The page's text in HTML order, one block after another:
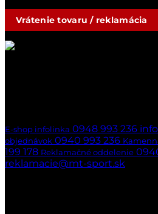
Vrátenie tovaru / reklamácia
E-shop infolinka 0948 993 236
objednávok 0940 993 236
199 178 Reklamačné oddelenie
reklamacie@mt-sport.sk